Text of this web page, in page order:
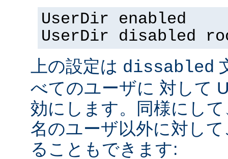
UserDir enabled
UserDir disabled
上の設定は dissabled
べてのユーザに 対して
効にします。同様にし
名のユーザ以外に対し
ることもできます: